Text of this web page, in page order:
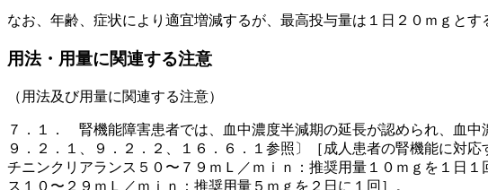
なお、年齢、症状により適宜増減するが、最高投与量は１日２０ｍｇとす
用法・用量に関連する注意
（用法及び用量に関連する注意）
７．１． 腎機能障害患者では、血中濃度半減期の延長が認められ、血
９．２．１、９．２．２、１６．６．１参照〕［成人患者の腎機能に対
チニンクリアランス５０〜７９ｍＬ／ｍｉｎ：推奨用量１０ｍｇを１日
ス１０〜２９ｍＬ／ｍｉｎ：推奨用量５ｍｇを２日に１回］。